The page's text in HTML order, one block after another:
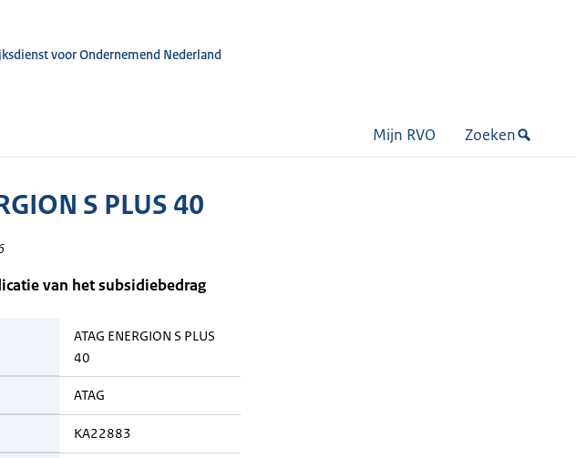
voor Ondernemend Nederland
Mijn RVO Zoeken
S PLUS 40
van het subsidiebedrag
ATAG ENERGION S PLUS
40
ATAG
KA22883